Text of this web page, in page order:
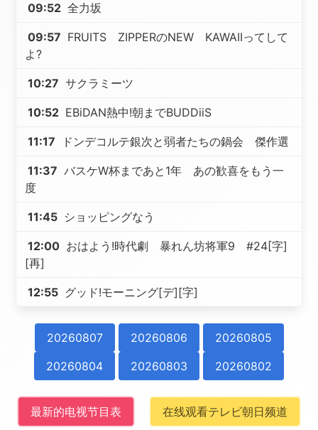
09:52 全力坂
09:57 FRUITS ZIPPERのNEW KAWAIIってして
よ?
10:27 サクラミーツ
10:52 EBiDAN熱中!朝までBUDDiiS
11:17 ドンデコルテ銀次と弱者たちの鍋会 傑作選
11:37 バスケW杯まであと1年 あの歓喜をもう一
度
11:45 ショッピングなう
12:00 おはよう!時代劇 暴れん坊将軍9 #24[字]
[再]
12:55 グッド!モーニング[デ][字]
20260807 20260806
20260805
20260804
20260803 20260802
最新的电视节目表 在线观看テレビ朝日频道